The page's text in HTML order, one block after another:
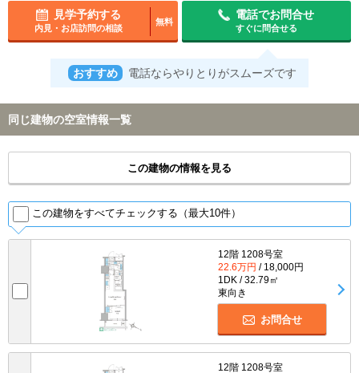
見学予約する
内見・お店訪問の相談
無料
電話でお問合せ
すぐに問合せる
おすすめ 電話ならやりとりがスムーズです
同じ建物の空室情報一覧
この建物の情報を見る
この建物をすべてチェックする（最大10件）
12階 1208号室
22.6万円 / 18,000円
1DK / 32.79㎡
東向き
お問合せ
12階 1208号室